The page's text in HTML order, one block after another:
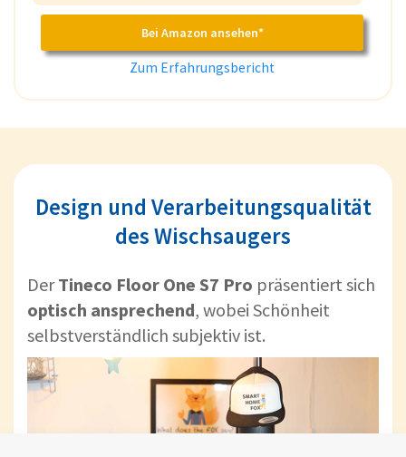
Bei Amazon ansehen*
Zum Erfahrungsbericht
Design und Verarbeitungsqualität
des Wischsaugers
DerTineco Floor One S7 Pro präsentiert sich
optisch ansprechend, wobei Schönheit
selbstverständlich subjektiv ist.